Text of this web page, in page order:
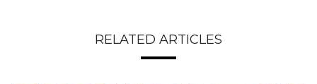
RELATED ARTICLES